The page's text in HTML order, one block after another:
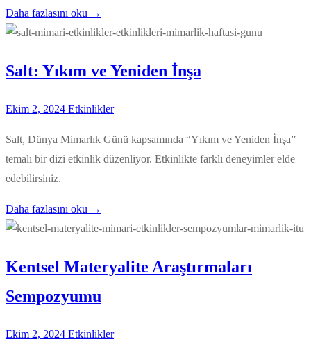
Daha fazlasını oku →
Salt: Yıkım ve Yeniden İnşa
Ekim 2, 2024 Etkinlikler
Salt, Dünya Mimarlık Günü kapsamında “Yıkım ve Yeniden İnşa”
temalı bir dizi etkinlik düzenliyor. Etkinlikte farklı deneyimler elde
edebilirsiniz.
Daha fazlasını oku →
Kentsel Materyalite Araştırmaları
Sempozyumu
Ekim 2, 2024 Etkinlikler